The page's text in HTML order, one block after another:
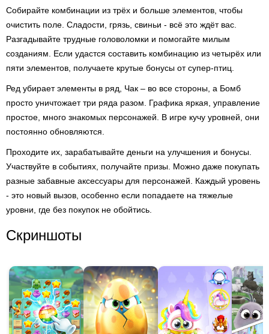
Собирайте комбинации из трёх и больше элементов, чтобы
очистить поле. Сладости, грязь, свиньи - всё это ждёт вас.
Разгадывайте трудные головоломки и помогайте милым
созданиям. Если удастся составить комбинацию из четырёх или
пяти элементов, получаете крутые бонусы от супер-птиц.
Ред убирает элементы в ряд, Чак – во все стороны, а Бомб
просто уничтожает три ряда разом. Графика яркая, управление
простое, много знакомых персонажей. В игре кучу уровней, они
постоянно обновляются.
Проходите их, зарабатывайте деньги на улучшения и бонусы.
Участвуйте в событиях, получайте призы. Можно даже покупать
разные забавные аксессуары для персонажей. Каждый уровень
- это новый вызов, особенно если попадаете на тяжелые
уровни, где без покупок не обойтись.
Скриншоты